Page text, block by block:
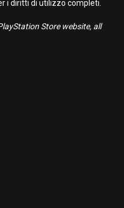
i diritti di utilizzo completi.
Store website, all